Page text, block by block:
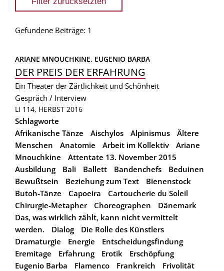
Gefundene Beiträge: 1
ARIANE MNOUCHKINE, EUGENIO BARBA
DER PREIS DER ERFAHRUNG
Ein Theater der Zärtlichkeit und Schönheit
Gespräch / Interview
LI 114, HERBST 2016
Schlagworte
Afrikanische Tänze
Aischylos Alpinismus
Ältere
Menschen
Anatomie Arbeit im Kollektiv
Ariane
Mnouchkine
Attentate 13. November 2015
Ausbildung
Bali Ballett Bandenchefs
Beduinen
Bewußtsein
Beziehung zum Text
Bienenstock
Butoh-Tänze
Capoeira
Cartoucherie du Soleil
Chirurgie-Metapher
Choreographen
Dänemark
Das, was wirklich zählt, kann nicht vermittelt
werden.
Dialog
Die Rolle des Künstlers
Dramaturgie
Energie
Entscheidungsfindung
Eremitage
Erfahrung Erotik
Erschöpfung
Eugenio Barba
Flamenco Frankreich
Frivolität